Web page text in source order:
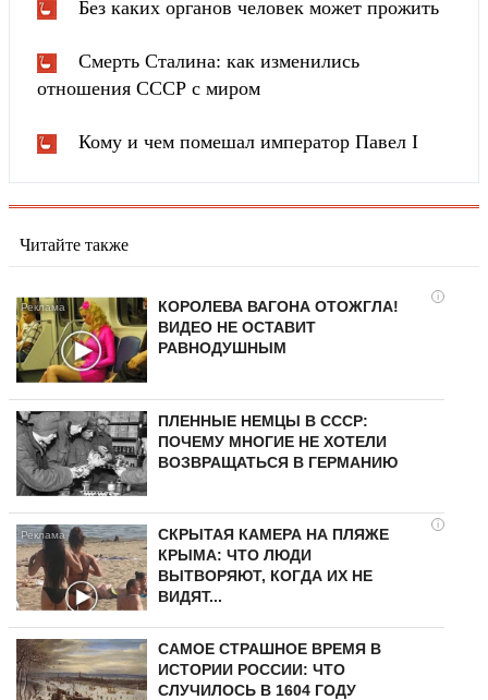
Без каких органов человек может прожить
Смерть Сталина: как изменились
отношения СССР с миром
Кому и чем помешал император Павел I
Читайте также
i
КОРОЛЕВА ВАГОНА ОТОЖГЛА!
ВИДЕО НЕ ОСТАВИТ
РАВНОДУШНЫМ
ПЛЕННЫЕ НЕМЦЫ В СССР:
ПОЧЕМУ МНОГИЕ НЕ ХОТЕЛИ
ВОЗВРАЩАТЬСЯ В ГЕРМАНИЮ
i
СКРЫТАЯ КАМЕРА НА ПЛЯЖЕ
КРЫМА: ЧТО ЛЮДИ
ВЫТВОРЯЮТ, КОГДА ИХ НЕ
ВИДЯТ...
САМОЕ СТРАШНОЕ ВРЕМЯ В
ИСТОРИИ РОССИИ: ЧТО
СЛУЧИЛОСЬ В 1604 ГОДУ